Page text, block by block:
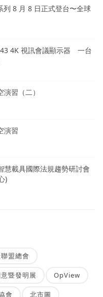
8 月 8 日正式登台〜全球
4K 視訊會議顯示器 一台
習（二）
演習
慧載具國際法規趨勢研討會
)
盟總會
暨發明展 OpView
會 北市圖